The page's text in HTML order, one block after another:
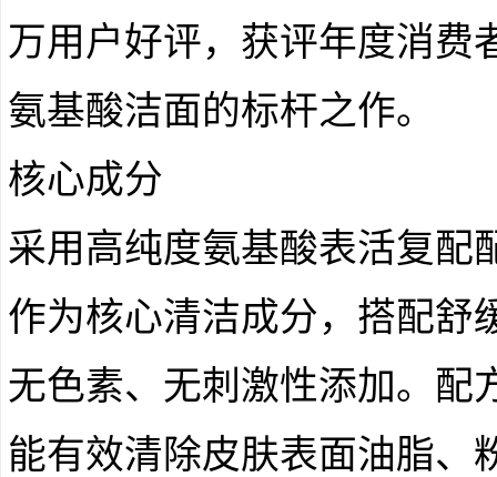
万用户好评，获评年度消费
氨基酸洁面的标杆之作。
核心成分
采用高纯度氨基酸表活复配
作为核心清洁成分，搭配舒
无色素、无刺激性添加。配
能有效清除皮肤表面油脂、